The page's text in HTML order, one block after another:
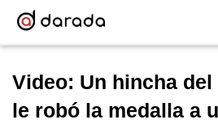
Video: Un hincha
le robó la medalla a